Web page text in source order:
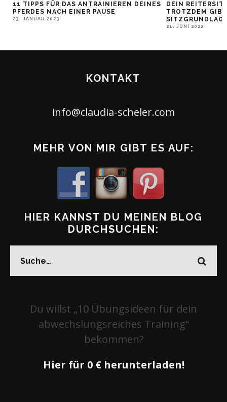
11 TIPPS FÜR DAS ANTRAINIEREN DEINES
PFERDES NACH EINER PAUSE
23. JANUAR 2023
DEIN REITERSITZ
TROTZDEM GIBT
SITZGRUNDLAGE
21. JUNI 2022
KONTAKT
info@claudia-scheler.com
MEHR VON MIR GIBT ES AUF:
HIER KANNST DU MEINEN BLOG
DURCHSUCHEN:
Du willst „10 Übungsideen für dein
abwechslungsreiches Training“
bekommen?
Hier für 0 € herunterladen!